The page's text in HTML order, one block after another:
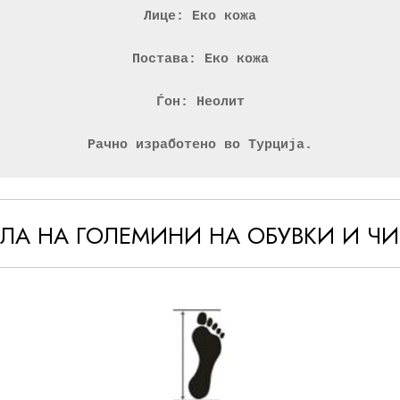
Лице: Еко кожа
Постава: Еко кожа
Ѓон: Неолит
Рачно изработено во Турција.
НА ГОЛЕМИНИ НА ОБУВКИ И